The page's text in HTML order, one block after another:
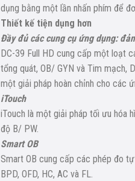
dụng bằng một lần nhấn phím để
Thiết kế tiện dụng hơn
Đầy đủ các cung cụ ứng dụng:
DC-39 Full HD cung cấp một loạt
tổng quát, OB/ GYN và Tim mạch,
một giải pháp hoàn chỉnh cho các
iTouch
iTouch là một giải pháp tối ưu hóa
độ B/ PW.
Smart OB
Smart OB cung cấp các phép đo
BPD, OFD, HC, AC và FL.